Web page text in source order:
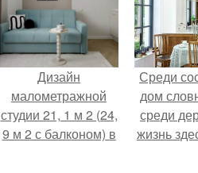
Дизайн
малометражной
студии 21, 1 м 2 (24,
9 м 2 с балконом) в
Среди
дом
среди
жизнь